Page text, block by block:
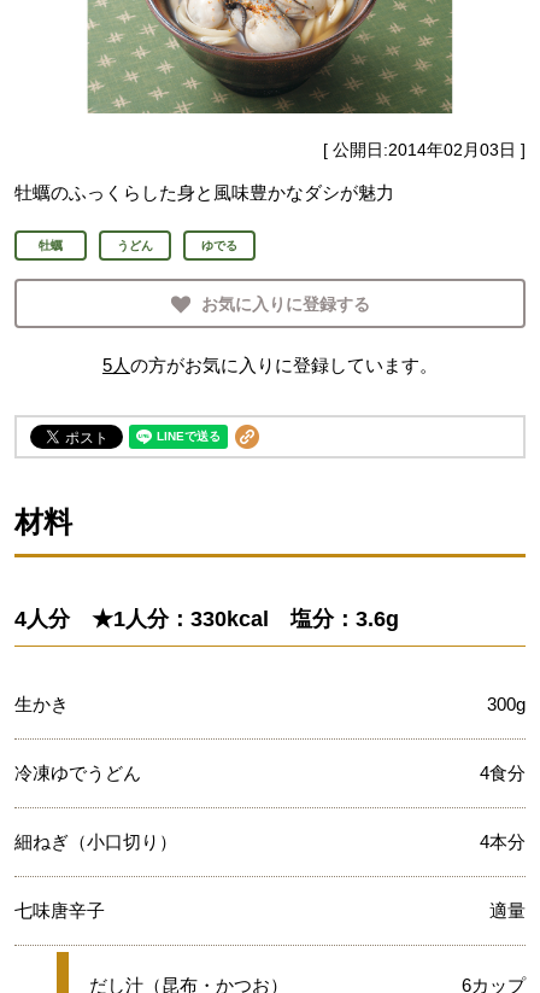
[ 公開日:2014年02月03日 ]
牡蠣のふっくらした身と風味豊かなダシが魅力
牡蠣 うどん ゆでる
お気に入りに登録する
5人の方がお気に入りに登録しています。
材料
4人分 ★1人分：330kcal 塩分：3.6g
生かき 300g
冷凍ゆでうどん 4食分
細ねぎ（小口切り） 4本分
七味唐辛子 適量
★
だし汁（昆布・かつお） 6カップ